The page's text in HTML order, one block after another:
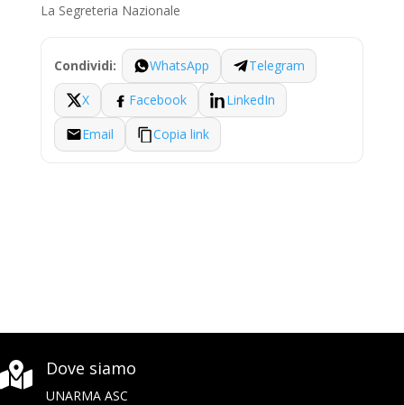
La Segreteria Nazionale
Condividi: WhatsApp
Telegram
X
Facebook
LinkedIn
Email
Copia link
 Dove siamo
UNARMA ASC